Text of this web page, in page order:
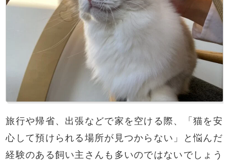
旅行や帰省、出張などで家を空ける際、「猫を安
心して預けられる場所が見つからない」と悩んだ
経験のある飼い主さんも多いのではないでしょう